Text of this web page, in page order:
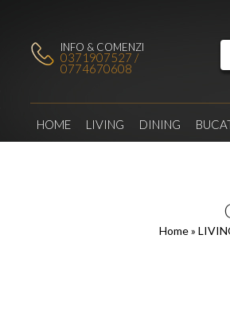
INFO & COMENZI
0371907527 /
0774670608
HOME LIVING DINING
Home»